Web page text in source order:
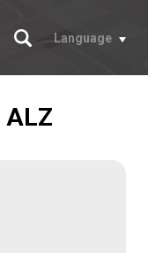
Buscar
Language
ALZ